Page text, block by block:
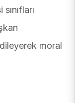
moral